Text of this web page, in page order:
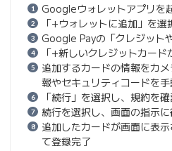
Googleウォレットアプリを
「+ウォレットに追加」を選
Google Payの「クレジット
「+新しいクレジットカー
追加するカードの情報をカ
報やセキュリティコードを手
「続行」を選択し、規約を
続行を選択し、画面の指示
追加したカードが画面に表
て登録完了